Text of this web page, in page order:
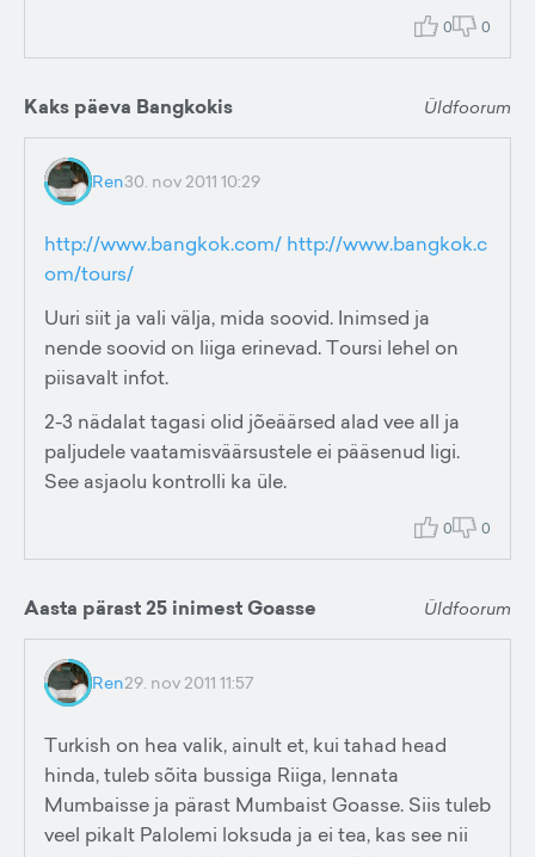
0 0
Kaks päeva Bangkokis Üldfoorum
Ren30. nov 2011 10:29
http://www.bangkok.com/ http://www.bangkok.c
om/tours/
Uuri siit ja vali välja, mida soovid. Inimsed ja
nende soovid on liiga erinevad. Toursi lehel on
piisavalt infot.
2-3 nädalat tagasi olid jõeäärsed alad vee all ja
paljudele vaatamisväärsustele ei pääsenud ligi.
See asjaolu kontrolli ka üle.
0 0
Aasta pärast 25 inimest Goasse Üldfoorum
Ren29. nov 2011 11:57
Turkish on hea valik, ainult et, kui tahad head
hinda, tuleb sõita bussiga Riiga, lennata
Mumbaisse ja pärast Mumbaist Goasse. Siis tuleb
veel pikalt Palolemi loksuda ja ei tea, kas see nii